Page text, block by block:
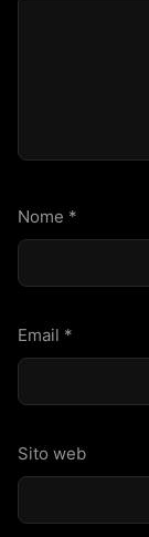
Nome *
Email *
Sito web